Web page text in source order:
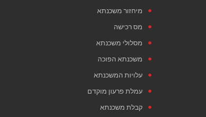
מיחזור משכנתא
מס רכישה
מסלולי משכנתא
משכנתא הפוכה
עלויות המשכנתא
עמלת פרעון מוקדם
קבלת משכנתא